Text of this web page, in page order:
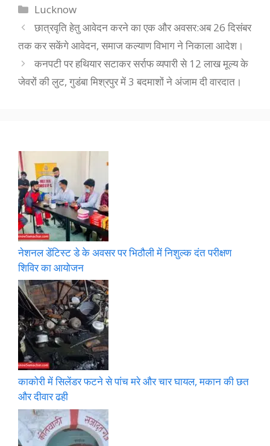
Categories
Lucknow
छात्रवृति हेतु आवेदन करने का एक और अवसर:अब 26 दिसंबर
तक कर सकेंगे आवेदन, समाज कल्याण विभाग ने निकाला आदेश।
कनपटी पर हथियार सटाकर सर्राफ व्यपारी से 12 लाख मूल्य के
जेवरों की लुट, गुडंबा मिश्रपुर में 3 बदमाशों ने अंजाम दी वारदात।
नेशनल डेंटिस्ट डे के अवसर पर भिठौली में निशुल्क दंत परीक्षण
शिविर का आयोजन
काकोरी में सिलेंडर फटने से पांच मरे और चार घायल, मकान की छत
और दीवार ढही